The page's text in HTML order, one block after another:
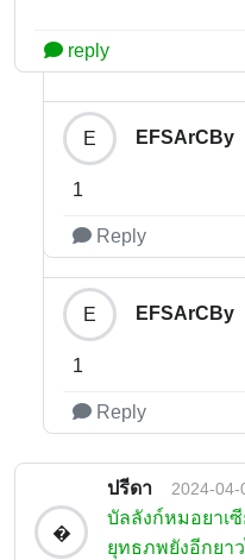
reply
E EFSArCBy
1
Reply
E EFSArCBy
1
Reply
�
ปรีดา 2024-04-
บัลลังก์หมอยาเ
ยุทธภพยังอีกยา